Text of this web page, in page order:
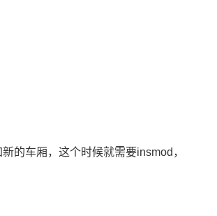
的车厢，这个时候就需要insmod，